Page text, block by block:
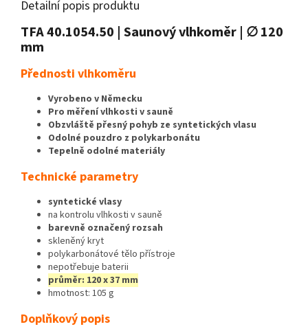
Detailní popis produktu
TFA 40.1054.50 | Saunový vlhkoměr | ∅ 120
mm
Přednosti vlhkoměru
Vyrobeno v Německu
Pro měření vlhkosti v sauně
Obzvláště přesný pohyb ze syntetických vlasu
Odolné pouzdro z polykarbonátu
Tepelně odolné materiály
Technické parametry
syntetické vlasy
na kontrolu vlhkosti v sauně
barevně označený rozsah
skleněný kryt
polykarbonátové tělo přístroje
nepotřebuje baterii
průměr: 120 x 37 mm
hmotnost: 105 g
Doplňkový popis